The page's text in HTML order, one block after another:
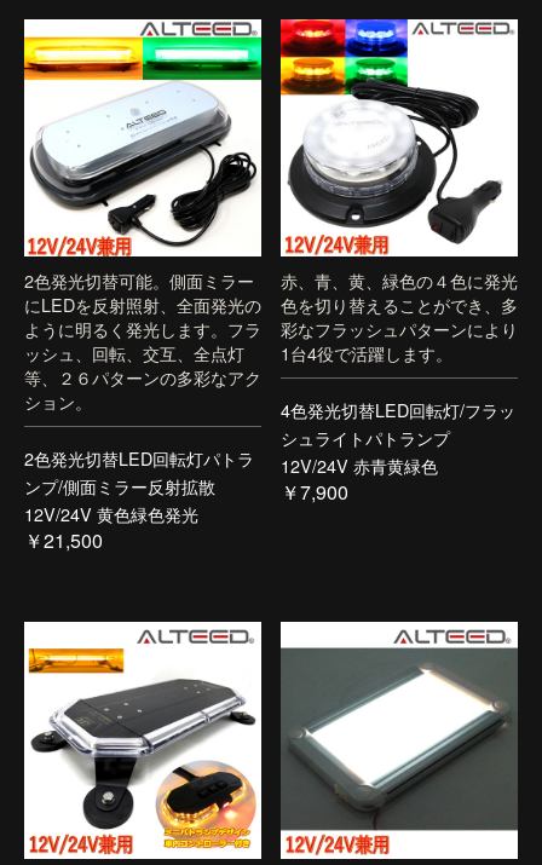
2色発光切替可能。側面ミラー
にLEDを反射照射、全面発光の
ように明るく発光します。フラ
ッシュ、回転、交互、全点灯
等、２６パターンの多彩なアク
ション。
2色発光切替LED回転灯パトラ
ンプ/側面ミラー反射拡散
12V/24V 黄色緑色発光
￥21,500
赤、青、黄、緑色の４色に発光
色を切り替えることができ、多
彩なフラッシュパターンにより
1台4役で活躍します。
4色発光切替LED回転灯/フラッ
シュライトパトランプ
12V/24V 赤青黄緑色
￥7,900